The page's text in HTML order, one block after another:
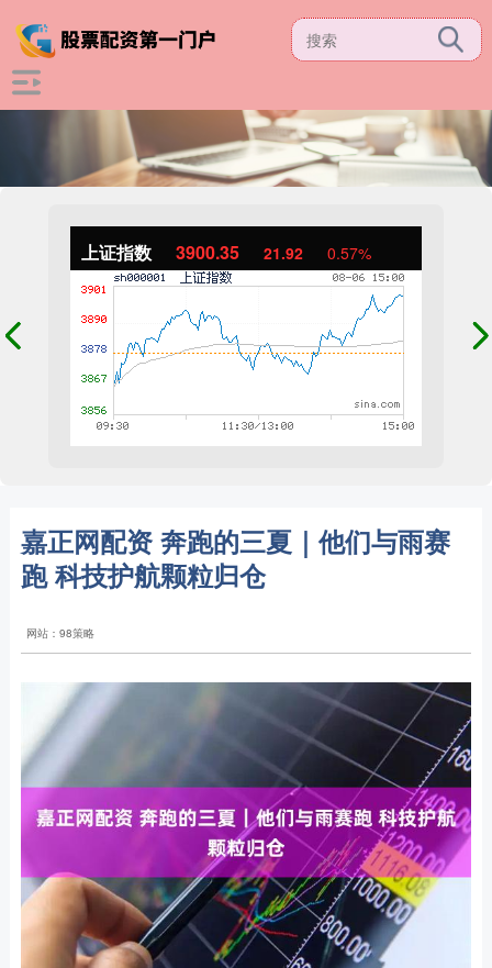
上证指数 3900.35 21.92 0.57%
嘉正网配资 奔跑的三夏｜他们与雨赛
跑 科技护航颗粒归仓
网站：98策略